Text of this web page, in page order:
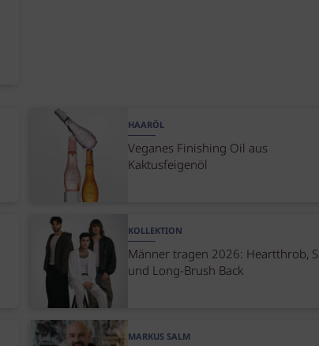
HAARÖL
Veganes Finishing Oil aus
Kaktusfeigenöl
KOLLEKTION
Männer tragen 2026: Heartthrob,
und Long-Brush Back
MARKUS SALM